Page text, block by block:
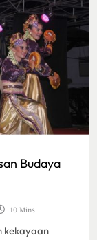
Budaya
10 Mins
kekayaan